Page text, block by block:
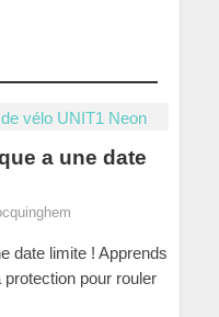
a une date
date limite ! Apprends
pour rouler